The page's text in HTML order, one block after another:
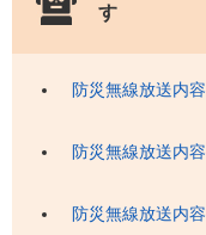
す
防災無線放送内容
防災無線放送内容
防災無線放送内容